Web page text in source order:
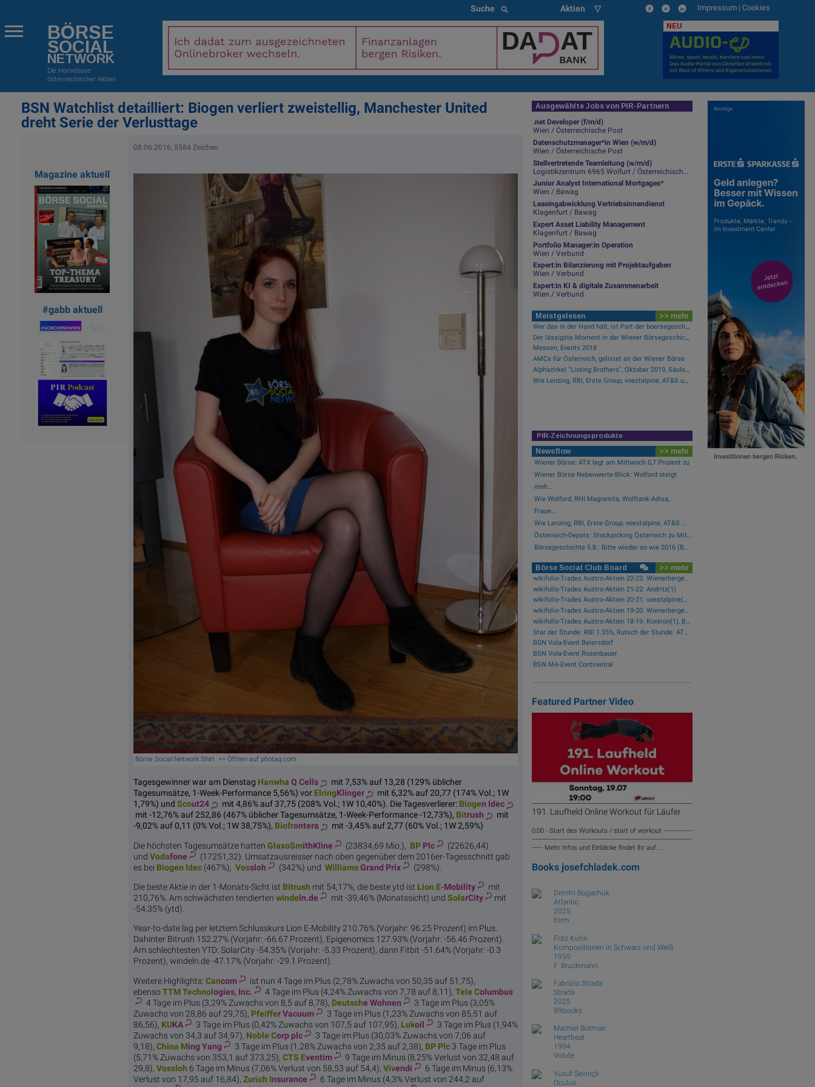
Suche Aktien ▽ Impressum | Cookies
BÖRSE
SOCIAL
NETWORK
Die Homebase
österreichischer Aktien
NEU
BSN Watchlist detailliert: Biogen verliert zweistellig, Manchester United
dreht Serie der Verlusttage
Magazine aktuell
#gabb aktuell
08.06.2016, 5584 Zeichen
Börse Social Network Shirt >> Öffnen auf photaq.com
Tagesgewinner war am Dienstag Hanwha Q Cells
mit 7,53% auf 13,28 (129% üblicher
Tagesumsätze, 1-Week-Performance 5,56%) vor ElringKlinger
mit 6,32% auf 20,77 (174% Vol.; 1W
1,79%) und Scout24 mit 4,86% auf 37,75 (208% Vol.; 1W 10,40%). Die Tagesverlierer: Biogen Idec
mit -12,76% auf 252,86 (467% üblicher Tagesumsätze, 1-Week-Performance -12,73%), Bitrush
mit
-9,02% auf 0,11 (0% Vol.; 1W 38,75%), Biofrontera mit -3,45% auf 2,77 (60% Vol.; 1W 2,59%)
Die höchsten Tagesumsätze hatten GlaxoSmithKline (23834,69 Mio.), BP Plc
(22626,44)
und Vodafone
(17251,32). Umsatzausreisser nach oben gegenüber dem 2016er-Tagesschnitt gab
es bei Biogen Idec(467%), Vossloh (342%) und WilliamsGrand Prix (298%).
Die beste Aktie in der 1-Monats-Sicht ist Bitrush mit 54,17%, die beste ytd ist Lion E-Mobility
mit
210,76%. Am schwächsten tendierten windeln.de mit -39,46% (Monatssicht) und SolarCity
mit
-54,35% (ytd).
Year-to-date lag per letztem Schlusskurs Lion E-Mobility 210.76% (Vorjahr: 96.25 Prozent) im Plus.
Dahinter Bitrush 152.27% (Vorjahr: -66.67 Prozent), Epigenomics 127.93% (Vorjahr: -56.46 Prozent).
Am schlechtesten YTD: SolarCity -54.35% (Vorjahr: -5.33 Prozent), dann Fitbit -51.64% (Vorjahr: -0.3
Prozent), windeln.de -47.17% (Vorjahr: -29.1 Prozent).
Weitere Highlights: Cancom
ist nun 4 Tage im Plus (2,78% Zuwachs von 50,35 auf 51,75),
ebensoTTM Technologies, Inc. 4 Tage im Plus (4,24% Zuwachs von 7,78 auf 8,11), Tele Columbus
4 Tage im Plus (3,29% Zuwachs von 8,5 auf 8,78), Deutsche Wohnen
3 Tage im Plus (3,05%
Zuwachs von 28,86 auf 29,75), Pfeiffer Vacuum
3 Tage im Plus (1,23% Zuwachs von 85,51 auf
86,56), KUKA 3 Tage im Plus (0,42% Zuwachs von 107,5 auf 107,95), Lukoil
3 Tage im Plus (1,94%
Zuwachs von 34,3 auf 34,97), Noble Corp plc
3 Tage im Plus (30,03% Zuwachs von 7,06 auf
9,18), China Ming Yang 3 Tage im Plus (1,28% Zuwachs von 2,35 auf 2,38), BP Plc3 Tage im Plus
(5,71% Zuwachs von 353,1 auf 373,25), CTS Eventim
9 Tage im Minus (8,25% Verlust von 32,48 auf
29,8), Vossloh 6 Tage im Minus (7,06% Verlust von 58,53 auf 54,4), Vivendi
6 Tage im Minus (6,13%
Verlust von 17,95 auf 16,84), Zurich Insurance
6 Tage im Minus (4,3% Verlust von 244,2 auf
Ausgewählte Jobs von PIR-Partnern
.net Developer (f/m/d)
Wien / Österreichische Post
Datenschutzmanager*in Wien (w/m/d)
Wien / Österreichische Post
Stellvertretende Teamleitung (w/m/d)
Logistikzentrum 6965 Wolfurt / Österreichische Post
Junior Analyst International Mortgages*
Wien / Bawag
Leasingabwicklung Vertriebsinnendienst
Klagenfurt / Bawag
Expert Asset Liability Management
Klagenfurt / Bawag
Portfolio Manager:in Operation
Wien / Verbund
Expert:in Bilanzierung mit Projektaufgaben
Wien / Verbund
Expert:in KI & digitale Zusammenarbeit
Wien / Verbund
Meistgelesen >> mehr
Wer das in der Hand hält, ist Part der boersegeschichte.at
Der lässigste Moment in der Wiener Börsegeschichte
Messen, Events 2018
AMCs für Österreich, gelistet an der Wiener Börse
Alphazirkel "Listing Brothers", Oktober 2019, Säulenhalle Wiener Börse
Wie Lenzing, RBI, Erste Group, voestalpine, AT&S und Strabag für Gesprächsstoff im ATX sorgten
PIR-Zeichnungsprodukte
Newsflow >> mehr
Wiener Börse: ATX legt am Mittwoch 0,7 Prozent zu
Wiener Börse Nebenwerte-Blick: Wolford steigt
meh...
Wie Wolford, RHI Magnesita, Wolftank-Adisa,
Fraue...
Wie Lenzing, RBI, Erste Group, voestalpine, AT&S ...
Österreich-Depots: Stockpicking Österreich zu Mit...
Börsegeschichte 5.8.: Bitte wieder so wie 2016 (B...
Börse Social Club Board >> mehr
wikifolio-Trades Austro-Aktien 22-23: Wienerberger(1), Zumtobel(1), AT&S(1), Frequentis(1), FACC(1), Kontron(1)
wikifolio-Trades Austro-Aktien 21-22: Andritz(1)
wikifolio-Trades Austro-Aktien 20-21: voestalpine(2), Porr(1), Palfinger(1)
wikifolio-Trades Austro-Aktien 19-20: Wienerberger(1)
wikifolio-Trades Austro-Aktien 18-19: Kontron(1), Bawag(1), Erste Group(1)
BSN Vola-Event Beiersdorf
BSN Vola-Event Rosenbauer
BSN MA-Event Continental
Featured Partner Video
191. Laufheld Online Workout für Läufer
0:00 - Start des Workouts / start of workout ----------------
----------------------------------------------------------------------------------------
------ Mehr Infos und Einblicke findet ihr auf...
Books josefchladek.com
Dimitri Bogachuk
Atlantic
2025
form.
Fritz Kühn
Kompositionen in Schwarz und Weiß
1959
F. Bruckmann
Fabrizio Strada
Strada
2025
89books
Machiel Botman
Heartbeat
1994
Volute
Yusuf Sevinçli
Oculus